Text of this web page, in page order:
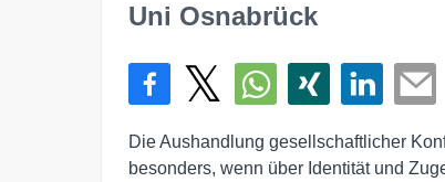
Uni Osnabrück
Die Aushandlung gesellschaftlicher
besonders, wenn über Identität und